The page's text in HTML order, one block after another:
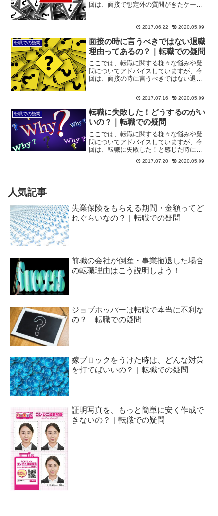
回は、面接で想定外の質問がきたケース
面接でよく出る質問を整理していますの
2017.06.22 2020.05.09
転職での疑問
面接の時に言うべきではない退職
理由ってあるの？｜転職での疑問
ここでは、転職に関する様々な悩みや疑
問についてアドバイスしていますが、今
回は、面接の時に言うべきではない退職
れるのが面接です。その面接の中では、
必ず質問される項目がありますが、「退
職理由」もそのひとつです...
2017.07.16 2020.05.09
転職での疑問
転職に失敗した！どうするのがい
いの？｜転職での疑問
ここでは、転職に関する様々な悩みや疑
問についてアドバイスしていますが、今
回は、転職に失敗した！と感じた時にど
うするのがいいか、についてです。希望
条件を満たす求人に応募して、無事に書
2017.07.20 2020.05.09
人気記事
失業保険をもらえる期間・金額ってど
れぐらいなの？｜転職での疑問
前職の会社が倒産・事業撤退した場合
の転職理由はこう説明しよう！
ジョブホッパーは転職で本当に不利な
の？｜転職での疑問
嫁ブロックをうけた時は、どんな対策
を打てばいいの？｜転職での疑問
証明写真を、もっと簡単に安く作成で
きないの？｜転職での疑問